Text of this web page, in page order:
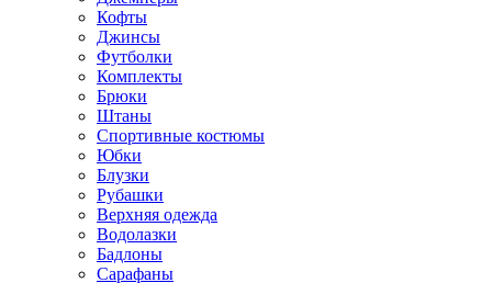
Кофты
Джинсы
Футболки
Комплекты
Брюки
Штаны
Спортивные костюмы
Юбки
Блузки
Рубашки
Верхняя одежда
Водолазки
Бадлоны
Сарафаны